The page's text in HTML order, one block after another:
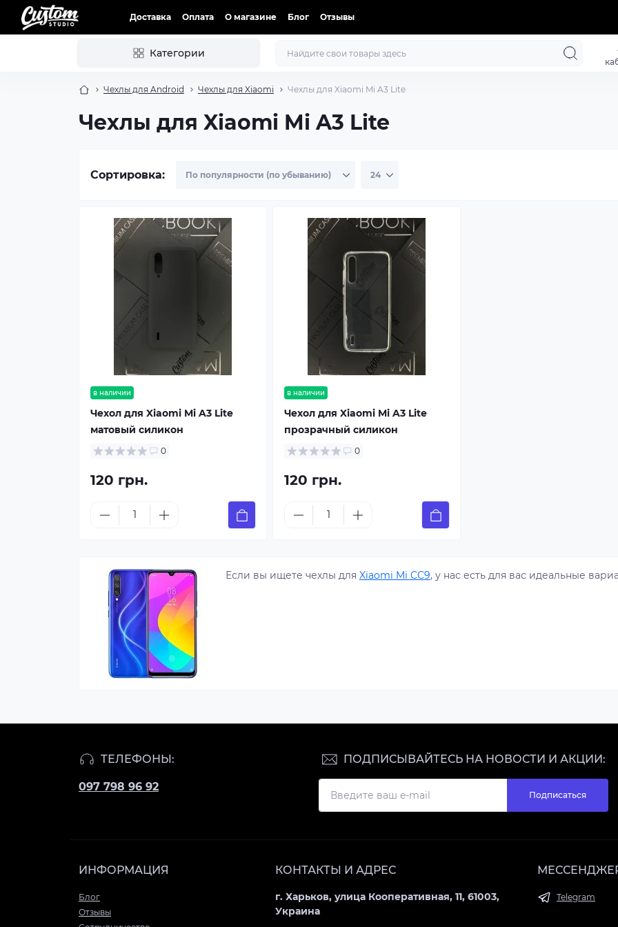
Доставка Оплата О магазине Блог Отзывы
Категории
Чехлы для Android Чехлы для Xiaomi Чехлы для Xiaomi Mi A3 Lite
Чехлы для Xiaomi Mi A3 Lite
Сортировка:
в наличии
Чехол для Xiaomi Mi A3 Lite
матовый силикон
0
120 грн.
в наличии
Чехол для Xiaomi Mi A3 Lite
прозрачный силикон
0
120 грн.
Если вы ищете чехлы для Xiaomi Mi CC9, у нас есть для вас идеальные
ТЕЛЕФОНЫ:
097 798 96 92
ПОДПИСЫВАЙТЕСЬ НА НОВОСТИ И АКЦИИ:
Подписаться
ИНФОРМАЦИЯ
Блог
Отзывы
КОНТАКТЫ И АДРЕС
г. Харьков, улица Кооперативная, 11, 61003,
Украина
Telegram